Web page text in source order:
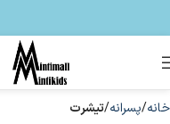
خانه پسرانه تیشرت